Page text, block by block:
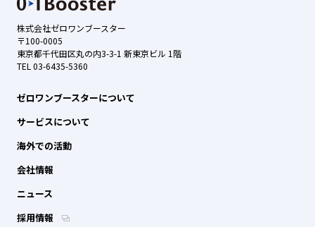
株式会社ゼロワンブースター
〒100-0005
東京都千代田区丸の内3-3-1 新東京ビル 1階
TEL 03-6435-5360
ゼロワンブースターについて
サービスについて
海外での活動
会社情報
ニュース
採用情報